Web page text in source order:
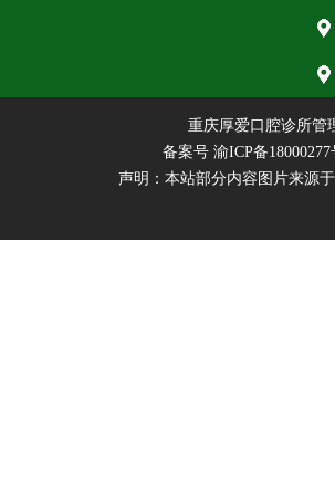
重庆厚爱口腔诊所管
备案号 渝ICP备18000277
声明：本站部分内容图片来源